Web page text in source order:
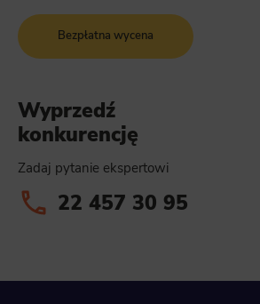
Bezpłatna wycena
Wyprzedź
konkurencję
Zadaj pytanie ekspertowi
22 457 30 95